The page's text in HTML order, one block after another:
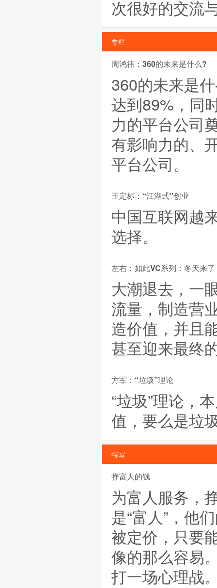
次很好的交流
专栏
周鸿祎：360的未来是什么?
360的未来是
达到89%，同
力的平台公司
有影响力的、
平台公司。
王定标：“江湖式”创业
中国互联网越
选择。
左右：如此VC系列：冬天来了
大潮退去，一
流量，制造营
造价值，并且
甚至迎来最终
方军：“垃圾”理论
“垃圾”理论，
值，要么是垃
特写
挣富人的钱
为富人服务，
是“富人”，他
被定价，只要
像的那么容易
打一场心理战